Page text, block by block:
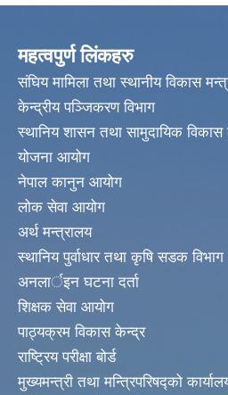
महत्वपुर्ण लिंकहरु
संघिय मामिला तथा स्थानीय विकास
केन्द्रीय पञ्जिकरण विभाग
स्थानिय शासन तथा सामुदायिक
योजना आयोग
नेपाल कानुन आयोग
लोक सेवा आयोग
अर्थ मन्त्रालय
स्थानिय पुर्वाधार तथा कृषि सडक विभाग
अनलार्इन घटना दर्ता
शिक्षक सेवा आयोग
पाठ्यक्रम विकास केन्द्र
राष्ट्रिय परीक्षा बोर्ड
मुख्यमन्त्री तथा मन्त्रिपरिषद्को